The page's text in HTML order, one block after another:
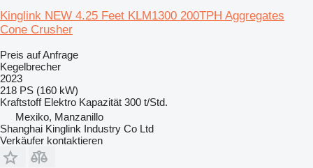
Kinglink NEW 4.25 Feet KLM1300 200TPH Aggregates
Cone Crusher
Preis auf Anfrage
Kegelbrecher
2023
218 PS (160 kW)
Kraftstoff Elektro Kapazität 300 t/Std.
Mexiko, Manzanillo
Shanghai Kinglink Industry Co Ltd
Verkäufer kontaktieren